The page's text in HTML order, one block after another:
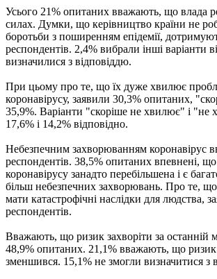
Усього 21% опитаних вважають, що влада
силах. Думки, що керівництво країни не
боротьби з поширенням епідемії,
респондентів. 2,4% вибрали інші варіанти
визначилися з відповіддю.
При цьому про те, що їх дуже хвилює
коронавірусу, заявили 30,3% опитаних,
35,9%. Варіанти "скоріше не хвилює" і "не
17,6% і 14,2% відповідно.
Небезпечним захворюванням коронавірус
респондентів. 38,5% опитаних впевнені,
коронавірусу занадто перебільшена і є
більш небезпечних захворювань. Про те,
мати катастрофічні наслідки для людства,
респондентів.
Вважають, що ризик захворіти за останній
48,9% опитаних. 21,1% вважають, що ризик
зменшився. 15,1% не змогли визначитися з